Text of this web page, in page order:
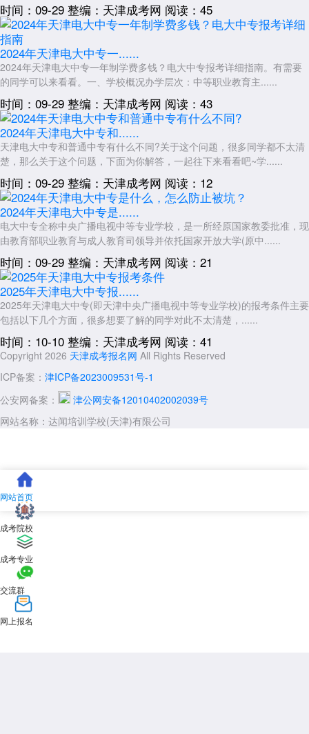
在咨询过程中，可以向招生老师详细了解学习过程的具体安排。比如
电大中专的线上学习如何组织，期末考试如何安排。函授的面授辅导频率
如何，线上学习平台如何使用。了解这些细节，有助于判断哪种形式更适
合自己。
同时要注意识别不实宣传。有些机构可能混淆概念，声称电大中专可
以“函授报名”或“快速拿证”。正规的电大中专有固定的学制和规范的学习
流程，不存在绕过学习过程直接拿证的情况。
2026年天津电大中专本身不是函授形式，而是一种以线上学习为主
的中等职业教育形式。学员不需要为电大中专“报函授”，而是直接按照电
大中专的学习模式完成学业。电大中专毕业证书可以作为后续报考函授专
情况做出合理判断，通过正规渠道报名，确保学习过程规范有效。2026
年天津电大中专为学习者提供了灵活便捷的中等职业教育途径，帮助更多
人获得学历提升的机会。
展开全文
时间：09-29 整编：天津成考网 阅读：45
2024年天津电大中专一......
2024年天津电大中专一年制学费多钱？电大中专报考详细指南。有需要
的同学可以来看看。一、学校概况办学层次：中等职业教育主......
时间：09-29 整编：天津成考网 阅读：43
2024年天津电大中专和......
天津电大中专和普通中专有什么不同?关于这个问题，很多同学都不太清
楚，那么关于这个问题，下面为你解答，一起往下来看看吧~学......
时间：09-29 整编：天津成考网 阅读：12
2024年天津电大中专是......
电大中专全称中央广播电视中等专业学校，是一所经原国家教委批准，现
由教育部职业教育与成人教育司领导并依托国家开放大学(原中......
时间：09-29 整编：天津成考网 阅读：21
2025年天津电大中专报......
2025年天津电大中专(即天津中央广播电视中等专业学校)的报考条件主要
包括以下几个方面，很多想要了解的同学对此不太清楚，......
时间：10-10 整编：天津成考网 阅读：41
Copyright 2026 天津成考报名网 All Rights Reserved
ICP备案： 津ICP备2023009531号-1
公安网备案：
津公网安备12010402002039号
网站名称：达闻培训学校(天津)有限公司
网站首页
成考院校
成考专业
交流群
网上报名